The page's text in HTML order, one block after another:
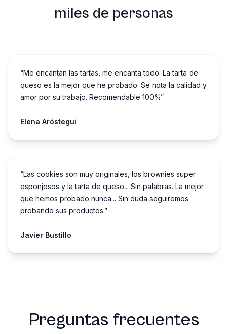
miles de personas
“Me encantan las tartas, me encanta todo. La tarta de
queso es la mejor que he probado. Se nota la calidad y
amor por su trabajo. Recomendable 100%”
Elena Aróstegui
“Las cookies son muy originales, los brownies super
esponjosos y la tarta de queso... Sin palabras. La mejor
que hemos probado nunca... Sin duda seguiremos
probando sus productos.”
Javier Bustillo
Preguntas frecuentes